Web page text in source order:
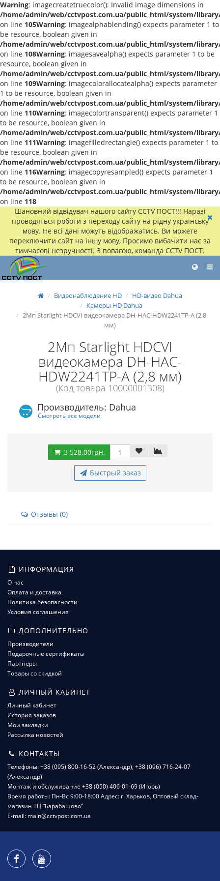
Warning: imagecreatetruecolor(): Invalid image dimensions in
/home/admin/web/cctvpost.com.ua/public_html/system/
on line 105Warning: imagealphablending() expects parameter 1 to
be resource, boolean given in
/home/admin/web/cctvpost.com.ua/public_html/system/
on line 108Warning: imagesavealpha() expects parameter 1 to be
resource, boolean given in
/home/admin/web/cctvpost.com.ua/public_html/system/
on line 109Warning: imagecolorallocatealpha() expects parameter
1 to be resource, boolean given in
/home/admin/web/cctvpost.com.ua/public_html/system/
on line 110Warning: imagecolortransparent() expects parameter 1
to be resource, boolean given in
/home/admin/web/cctvpost.com.ua/public_html/system/
on line 111Warning: imagefilledrectangle() expects parameter 1 to
be resource, boolean given in
/home/admin/web/cctvpost.com.ua/public_html/system/
on line 116Warning: imagecopyresampled() expects parameter 1
to be resource, boolean given in
/home/admin/web/cctvpost.com.ua/public_html/system/
on line 118
Шановний відвідувач нашого сайту CCTV ПОСТ!!! Наразі
проводяться роботи з переходу сайту на рідну українську
мову. Не всі дані можуть відображатись. Ви можете
переключити сайт на іншу мову, Просимо вибачити нас за
тимчасові незручності. З повагою, команда CCTV ПОСТ.
Видеонаблюдение HD
HD-видео Dahua
Камеры HD Dahua
2Мп Starlight HDCVI видеокамера DH-HAC-HDW2241TP-A (2,8
мм)
2Мп Starlight HDCVI
видеокамера DH-HAC-
HDW2241TP-A (2,8 мм)
(Код товара 10000001308)
Производитель: Dahua
Смотреть все модели
3 528.00грн.
Быстрый заказ
Отзывы (0)
ИНФОРМАЦИЯ
О нас
Оплата и доставка
Политика безопасности
Условия соглашения
ДОПОЛНИТЕЛЬНО
Производители
Подарочные сертификаты
Партнёры
Товары со скидкой
ЛИЧНЫЙ КАБИНЕТ
Личный кабинет
История заказов
Мои закладки
Рассылка новостей
КОНТАКТЫ
Телефоны: +38 (095) 800-16-52 (Александр), +38 (096) 716-24-07
(Александр)
Монтаж и обслуживание +38 (050) 406-01-69 (Игорь)
Время работы: Пн-Вс 9:00-18:00 Адрес: г. Харьков, Оптовый склад-
магазин ТЦ “Барабашово”
E-mail: main@cctvpost.com.ua